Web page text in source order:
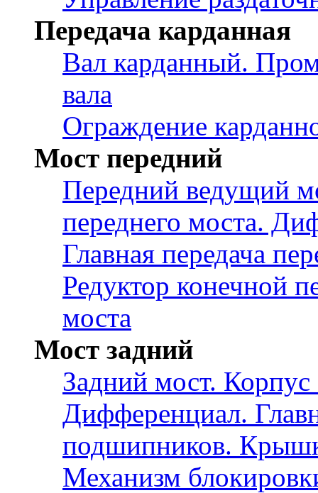
Передача карданная
Вал карданный.
вала
Ограждение
Мост передний
Передний ведущий
переднего моста.
Главная передача
Редуктор конечной
моста
Мост задний
Задний мост. Корпус
Дифференциал.
подшипников.
Механизм